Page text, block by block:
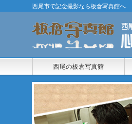
西尾市で記念撮影なら板倉写真館へ
西尾の板倉写真館